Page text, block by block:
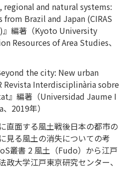
regional and natural systems:
Brazil and Japan (CIRAS
』編著（Kyoto University
Resources of Area Studies、
the city: New urban
Revista Interdisciplinària sobre
』編著（Universidad Jaume I
2019年）
直面する風土戦後日本の都市の
見る風土の消失についての考
叢書 2 風土（Fudo）から江戸
政大学江戸東京研究センター、